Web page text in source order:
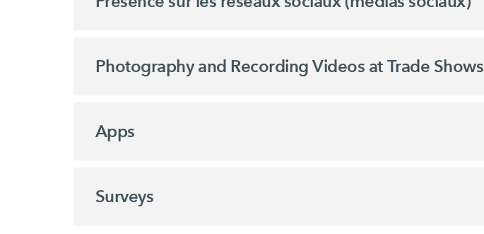
Photography and Recording Videos at Trade Shows
Apps
Surveys